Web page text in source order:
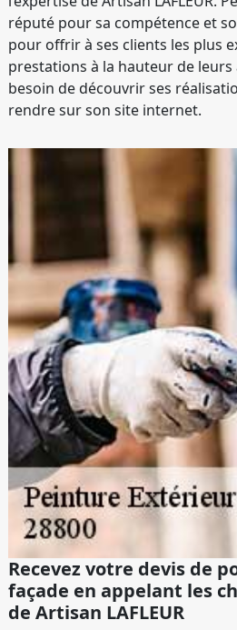
réputé pour sa compétence et
pour offrir à ses clients les plus
prestations à la hauteur de leurs
besoin de découvrir ses
rendre sur son site internet.
Recevez votre devis de
façade en appelant les
de Artisan LAFLEUR